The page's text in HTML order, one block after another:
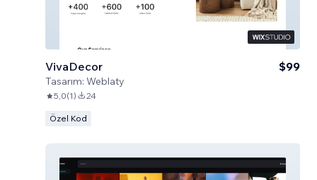
VivaDecor
Tasarım: Weblaty
$99
5,0(1) 24
Özel Kod